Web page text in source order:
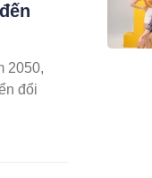
2050,
đổi